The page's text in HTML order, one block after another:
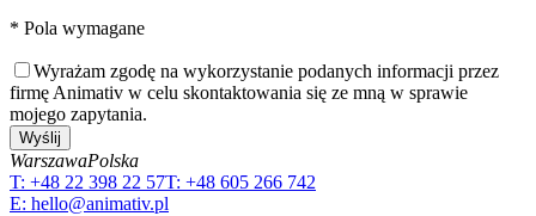
* Pola wymagane
Wyrażam zgodę na wykorzystanie podanych informacji przez
firmę Animativ w celu skontaktowania się ze mną w sprawie
mojego zapytania.
Wyślij
WarszawaPolska
T: +48 22 398 22 57T: +48 605 266 742
E: hello@animativ.pl